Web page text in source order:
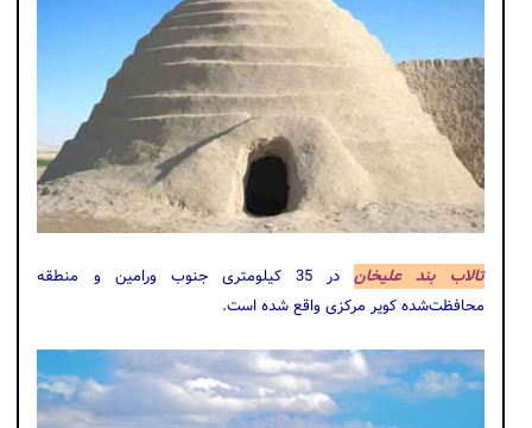
تالاب بند علیخان
در 35 کیلومتری جنوب ورامین و منطقه
محافظت‌شده کویر مرکزی واقع شده است.